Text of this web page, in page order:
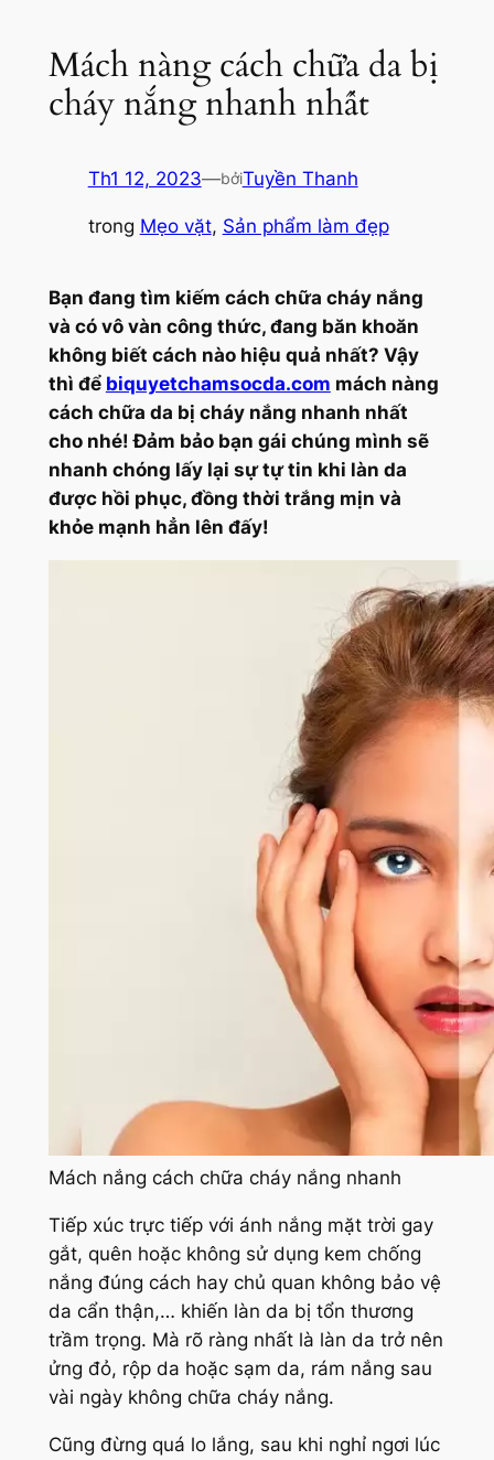
Mách nàng cách chữa da bị
cháy nắng nhanh nhất
Th1 12, 2023—bởiTuyền Thanh
trong Mẹo vặt, Sản phẩm làm đẹp
Bạn đang tìm kiếm cách chữa cháy nắng
và có vô vàn công thức, đang băn khoăn
không biết cách nào hiệu quả nhất? Vậy
thì để biquyetchamsocda.com mách nàng
cách chữa da bị cháy nắng nhanh nhất
cho nhé! Đảm bảo bạn gái chúng mình sẽ
nhanh chóng lấy lại sự tự tin khi làn da
được hồi phục, đồng thời trắng mịn và
khỏe mạnh hẳn lên đấy!
Mách nắng cách chữa cháy nắng nhanh
Tiếp xúc trực tiếp với ánh nắng mặt trời gay
gắt, quên hoặc không sử dụng kem chống
nắng đúng cách hay chủ quan không bảo vệ
da cẩn thận,… khiến làn da bị tổn thương
trầm trọng. Mà rõ ràng nhất là làn da trở nên
ửng đỏ, rộp da hoặc sạm da, rám nắng sau
vài ngày không chữa cháy nắng.
Cũng đừng quá lo lắng, sau khi nghỉ ngơi lúc